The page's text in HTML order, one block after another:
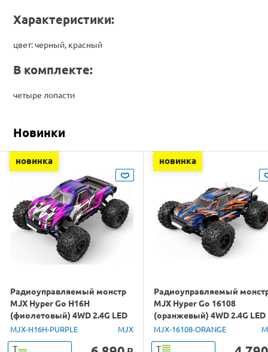
Характеристики:
цвет: черный, красный
В комплекте:
четыре лопасти
Новинки
новинка
Радиоуправляемый монстр
MJX Hyper Go H16H
(фиолетовый) 4WD 2.4G LED
GPS 1/16 RTR
MJX-H16H-PURPLE MJX
Т
новинка
Радиоуправляемый
MJX Hyper Go 16108
(оранжевый) 4WD 2.4G LED
1/16 RTR
MJX-16108-ORANGE
Т